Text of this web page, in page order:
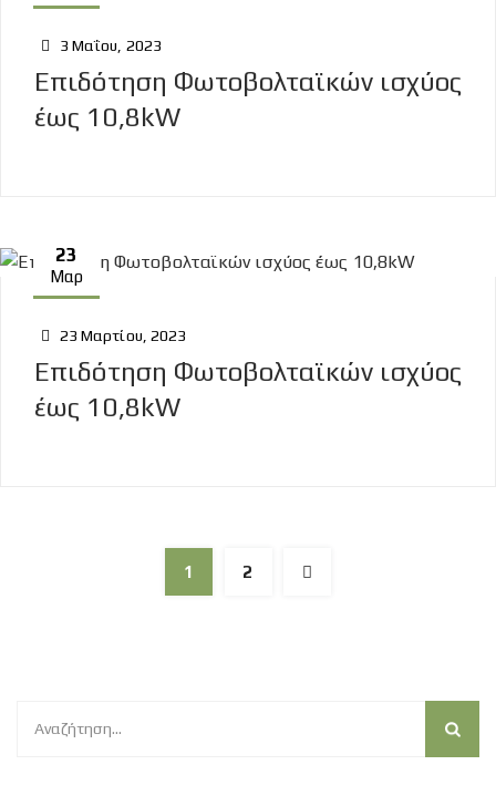
3 Μαΐου, 2023
Επιδότηση Φωτοβολταϊκών ισχύος
έως 10,8kW
23
Μαρ
23 Μαρτίου, 2023
Επιδότηση Φωτοβολταϊκών ισχύος
έως 10,8kW
1 2